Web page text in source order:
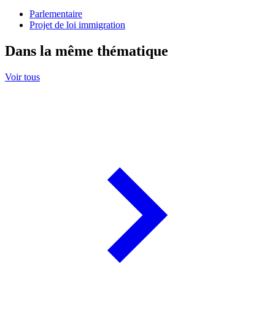
Parlementaire
Projet de loi immigration
Dans la même thématique
Voir tous